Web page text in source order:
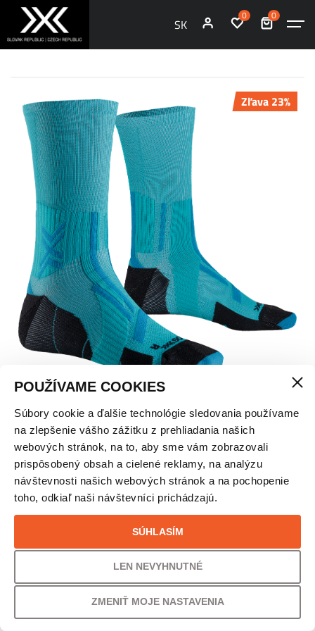
POUŽÍVAME COOKIES
Súbory cookie a ďalšie technológie sledovania používame
na zlepšenie vášho zážitku z prehliadania našich
webových stránok, na to, aby sme vám zobrazovali
prispôsobený obsah a cielené reklamy, na analýzu
návštevnosti našich webových stránok a na pochopenie
toho, odkiaľ naši návštevníci prichádzajú.
SÚHLASÍM
LEN NEVYHNUTNÉ
ZMENIŤ MOJE NASTAVENIA
SK
0 0
Zľava 23%
X-SOCKS TRAILRUN PERFORM CREW
VEĽKOSŤ
45/47
31,00€
UŠETRÍTE
23% /7,00€